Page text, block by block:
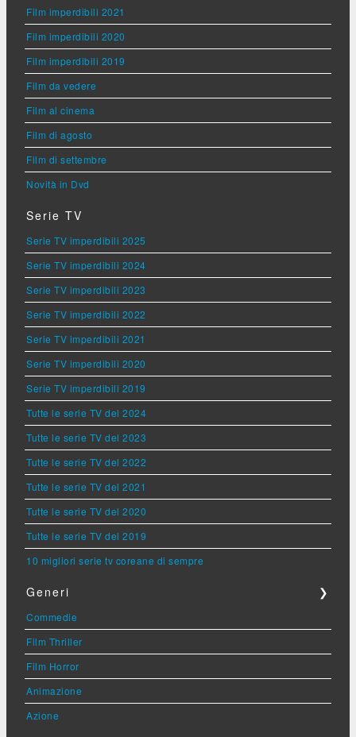
Film imperdibili 2021
Film imperdibili 2020
Film imperdibili 2019
Film da vedere
Film al cinema
Film di agosto
Film di settembre
Novità in Dvd
Serie TV
Serie TV imperdibili 2025
Serie TV imperdibili 2024
Serie TV imperdibili 2023
Serie TV imperdibili 2022
Serie TV imperdibili 2021
Serie TV imperdibili 2020
Serie TV imperdibili 2019
Tutte le serie TV del 2024
Tutte le serie TV del 2023
Tutte le serie TV del 2022
Tutte le serie TV del 2021
Tutte le serie TV del 2020
Tutte le serie TV del 2019
10 migliori serie tv coreane di sempre
Generi ❯
Commedie
Film Thriller
Film Horror
Animazione
Azione